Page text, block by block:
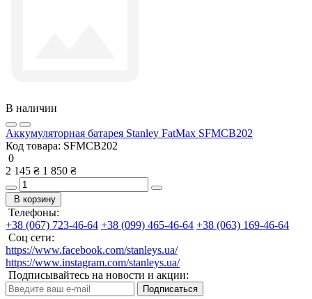
В наличии
Аккумуляторная батарея Stanley FatMax SFMCB202
Код товара: SFMCB202
0
2 145 ₴ 1 850 ₴
В корзину
Телефоны:
+38 (067) 723-46-64 +38 (099) 465-46-64 +38 (063) 169-46-64
Соц сети:
https://www.facebook.com/stanleys.ua/
https://www.instagram.com/stanleys.ua/
Подписывайтесь на новости и акции:
Подписаться